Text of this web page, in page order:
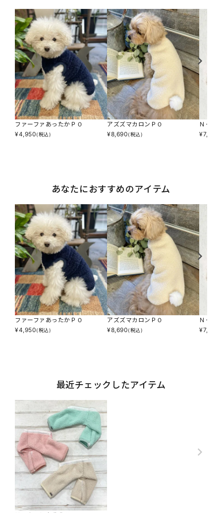
ファーファあったかＰＯ
¥4,950(税込)
アズズマカロンＰＯ
¥8,690(税込)
Ｎ一緒
¥7,590
あなたにおすすめのアイテム
ファーファあったかＰＯ
¥4,950(税込)
アズズマカロンＰＯ
¥8,690(税込)
Ｎ一緒
¥7,590
最近チェックしたアイテム